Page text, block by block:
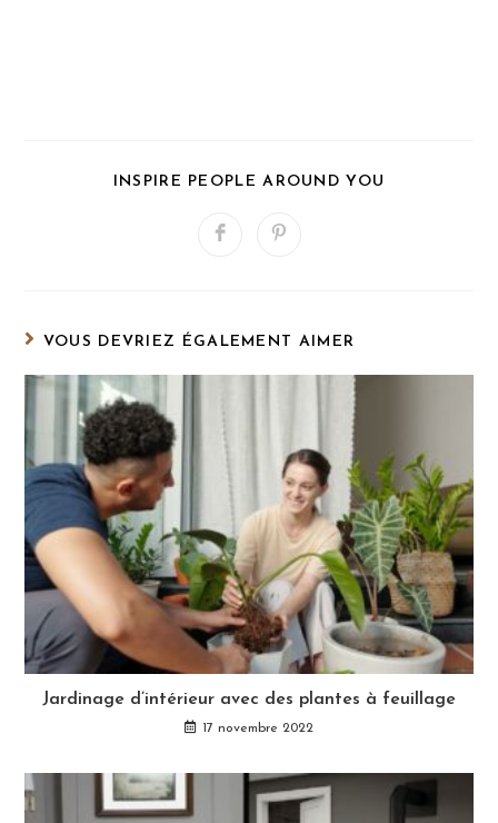
INSPIRE PEOPLE AROUND YOU
Ouvrir
Ouvrir
VOUS DEVRIEZ ÉGALEMENT AIMER
Jardinage d’intérieur avec des plantes à feuillage
17 novembre 2022